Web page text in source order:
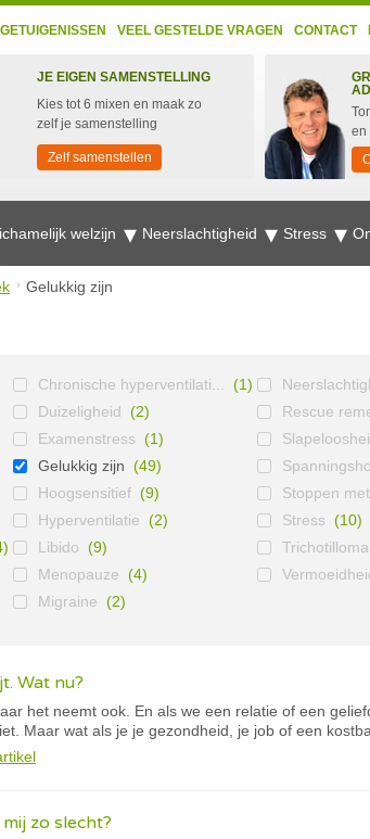
GETUIGENISSEN VEEL GESTELDE VRAGEN CONTACT
JE EIGEN SAMENSTELLING
Kies tot 6 mixen en maak zo
zelf je samenstelling
Zelf samenstellen
en
welzijn Neerslachtigheid Stress
Gelukkig zijn
Chronische hyperventilati...
(1)
Duizeligheid (2)
Examenstress (1)
Gelukkig zijn (49)
Hoogsensitief (9)
Hyperventilatie (2)
Libido (9)
Menopauze (4)
Migraine (2)
Rescue
Stoppen
Stress (10)
Wat nu?
het neemt ook. En als we een relatie of een
Maar wat als je je gezondheid, je job of een
zo slecht?